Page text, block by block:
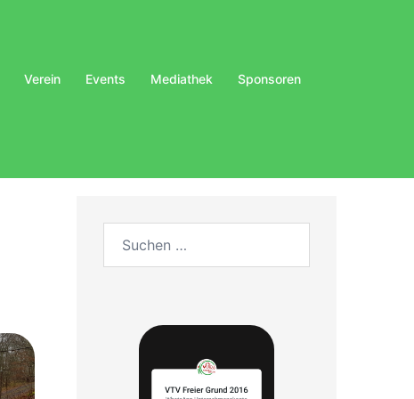
Verein Events Mediathek
Sponsoren